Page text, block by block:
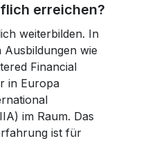
erreichen?
weiterbilden. In
Ausbildungen wie
Financial
in Europa
im Raum. Das
ist für